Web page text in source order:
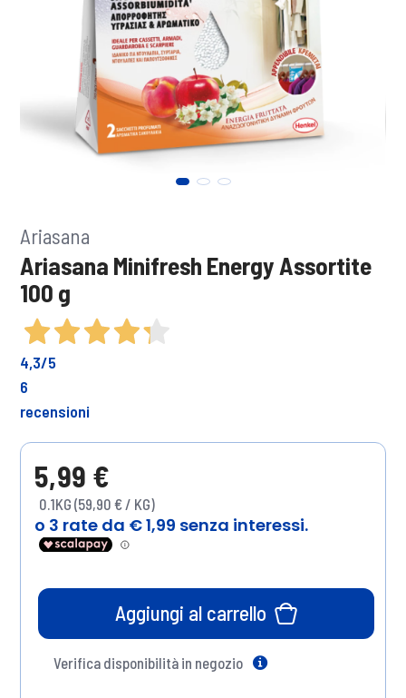
Ariasana
Ariasana Minifresh Energy Assortite
100 g
4,3/5
6
recensioni
5,99 €
0.1KG (59,90 € / KG)
Aggiungi al carrello
Verifica disponibilità in negozio